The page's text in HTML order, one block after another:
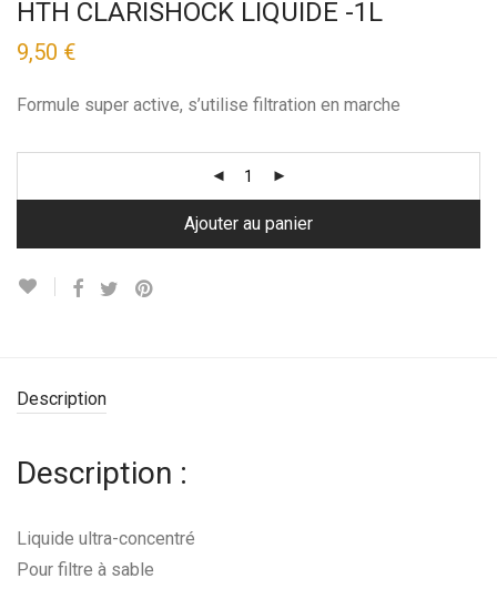
HTH CLARISHOCK LIQUIDE -1L
9,50 €
Formule super active, s’utilise filtration en marche
Ajouter au panier
Description
Description :
Liquide ultra-concentré
Pour filtre à sable